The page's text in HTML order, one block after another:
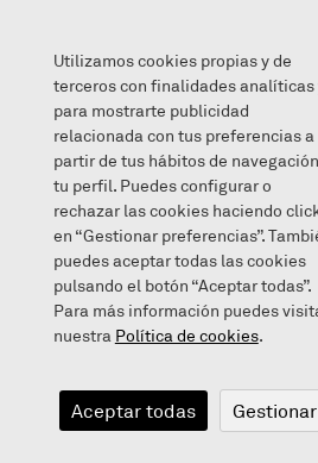
Zaragueta kirolaz blai!
Utilizamos cookies propias y de
terceros con finalidades analíticas
para mostrarte publicidad
relacionada con tus preferencias a
partir de tus hábitos de
tu perfil. Puedes configurar o
rechazar las cookies haciendo
en “Gestionar preferencias”.
puedes aceptar todas las cookies
pulsando el botón “Aceptar todas”.
Para más información puedes
nuestra Política de cookies.
Aceptar todas